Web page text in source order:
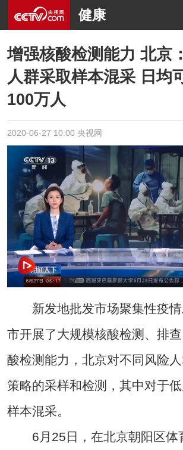
健康
增强核酸检测能力 北京
人群采取样本混采 日均
100万人
2020-06-27 10:00 央视网
新发地批发市场聚集性疫情
市开展了大规模核酸检测、排
酸检测能力，北京对不同风险
策略的采样和检测，其中对于
样本混采。
6月25日，在北京朝阳区体